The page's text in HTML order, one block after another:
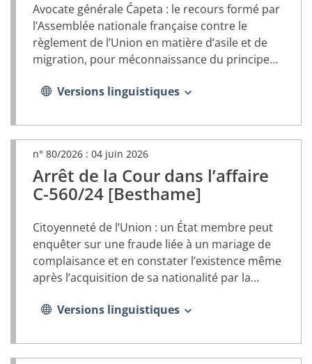
Avocate générale Ćapeta : le recours formé par
l’Assemblée nationale française contre le
règlement de l’Union en matière d’asile et de
migration, pour méconnaissance du principe
Versions linguistiques
n° 80/2026 : 04 juin 2026
Arrêt de la Cour dans l’affaire
C-560/24 [Besthame]
(document
PDF,
s’ouvrira
un
nouvel
onglet)
Citoyenneté de l’Union : un État membre peut
enquêter sur une fraude liée à un mariage de
complaisance et en constater l’existence même
après l’acquisition de sa nationalité par la
Versions linguistiques